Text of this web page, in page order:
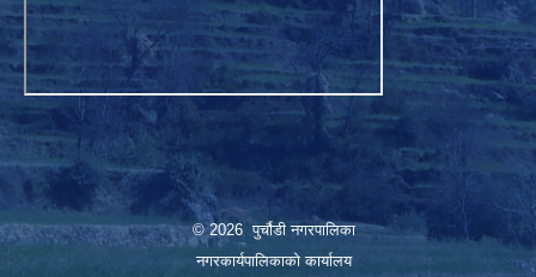
© 2026 पुर्चौडी नगरपालिका
नगरकार्यपालिकाकाे कार्यालय